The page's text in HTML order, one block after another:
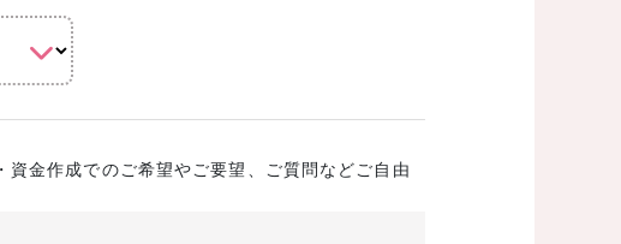
金作成でのご希望やご要望、ご質問などご自由